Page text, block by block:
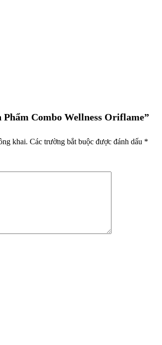
Combo Wellness Oriflame”
khai. Các trường bắt buộc được đánh dấu *